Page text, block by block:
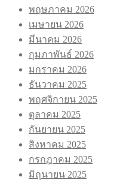
พฤษภาคม 2026
เมษายน 2026
มีนาคม 2026
กุมภาพันธ์ 2026
มกราคม 2026
ธันวาคม 2025
พฤศจิกายน 2025
ตุลาคม 2025
กันยายน 2025
สิงหาคม 2025
กรกฎาคม 2025
มิถุนายน 2025